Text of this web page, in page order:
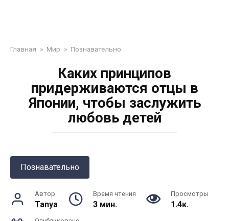
Главная » Мир » Познавательно
Каких принципов
придерживаются отцы в
Японии, чтобы заслужить
любовь детей
Познавательно
Автор
Tanya
Время чтения
3 мин.
Просмотры
1.4к.